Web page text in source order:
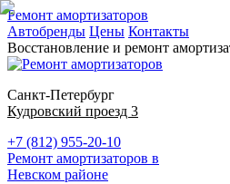
Ремонт амортизаторов
Автобренды Цены Контакты
Восстановление и ремонт
Санкт-Петербург
Кудровский проезд 3
+7 (812) 955-20-10
Ремонт амортизаторов в
Невском районе